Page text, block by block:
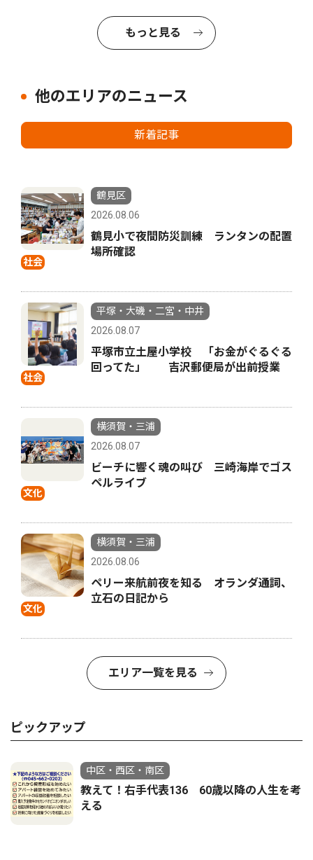
もっと見る
他のエリアのニュース
新着記事
社会
鶴見区
2026.08.06
鶴見小で夜間防災訓練 ランタンの配置
場所確認
社会
平塚・大磯・二宮・中井
2026.08.07
平塚市立土屋小学校 「お金がぐるぐる
回ってた」 吉沢郵便局が出前授業
文化
横須賀・三浦
2026.08.07
ビーチに響く魂の叫び 三崎海岸でゴス
ペルライブ
文化
横須賀・三浦
2026.08.06
ペリー来航前夜を知る オランダ通詞、
立石の日記から
エリア一覧を見る
ピックアップ
中区・西区・南区
教えて！右手代表136 60歳以降の人生を考
える